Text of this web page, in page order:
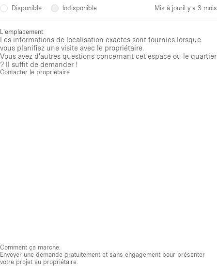
Disponible · Indisponible Mis à jouril y a 3 mois
L'emplacement
Les informations de localisation exactes sont fournies lorsque
vous planifiez une visite avec le propriétaire.
Vous avez d'autres questions concernant cet espace ou le quartier
? Il suffit de demander !
Contacter le propriétaire
Comment ça marche:
Envoyer une demande gratuitement et sans engagement pour présenter
votre projet au propriétaire.